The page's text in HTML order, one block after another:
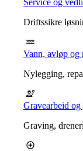
Driftssikre
Vann, avløp og
Nylegging,
Gravearbeid og
Graving,